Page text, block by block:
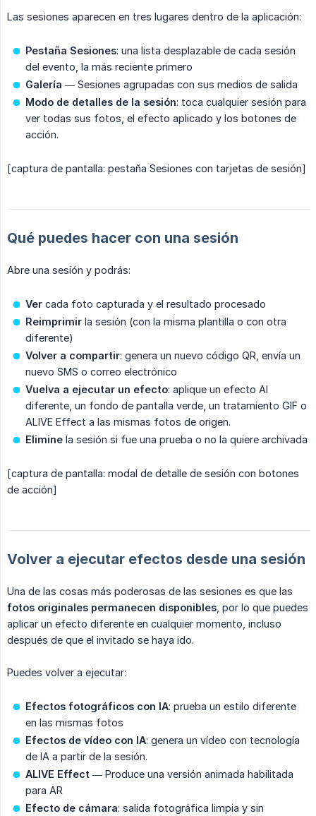
Las sesiones aparecen en tres lugares dentro de la aplicación:
Pestaña Sesiones: una lista desplazable de cada sesión
del evento, la más reciente primero
Galería — Sesiones agrupadas con sus medios de salida
Modo de detalles de la sesión: toca cualquier sesión para
ver todas sus fotos, el efecto aplicado y los botones de
acción.
[captura de pantalla: pestaña Sesiones con tarjetas de sesión]
Qué puedes hacer con una sesión
Abre una sesión y podrás:
Ver cada foto capturada y el resultado procesado
Reimprimir la sesión (con la misma plantilla o con otra
diferente)
Volver a compartir: genera un nuevo código QR, envía un
nuevo SMS o correo electrónico
Vuelva a ejecutar un efecto: aplique un efecto AI
diferente, un fondo de pantalla verde, un tratamiento GIF o
ALIVE Effect a las mismas fotos de origen.
Elimine la sesión si fue una prueba o no la quiere archivada
[captura de pantalla: modal de detalle de sesión con botones
de acción]
Volver a ejecutar efectos desde una sesión
Una de las cosas más poderosas de las sesiones es que las
fotos originales permanecen disponibles , por lo que puedes
aplicar un efecto diferente en cualquier momento, incluso
después de que el invitado se haya ido.
Puedes volver a ejecutar:
Efectos fotográficos con IA: prueba un estilo diferente
en las mismas fotos
Efectos de vídeo con IA: genera un vídeo con tecnología
de IA a partir de la sesión.
ALIVE Effect — Produce una versión animada habilitada
para AR
Efecto de cámara: salida fotográfica limpia y sin